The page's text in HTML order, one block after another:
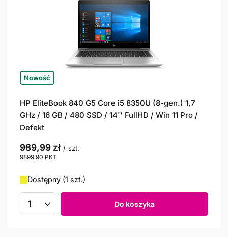
Nowość
HP EliteBook 840 G5 Core i5 8350U (8-gen.) 1,7
GHz / 16 GB / 480 SSD / 14'' FullHD / Win 11 Pro /
Defekt
989,99 zł / szt.
9899.90 PKT
Dostępny (1 szt.)
Ilość produktów Do koszyka